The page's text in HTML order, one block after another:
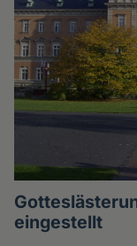
eingestellt